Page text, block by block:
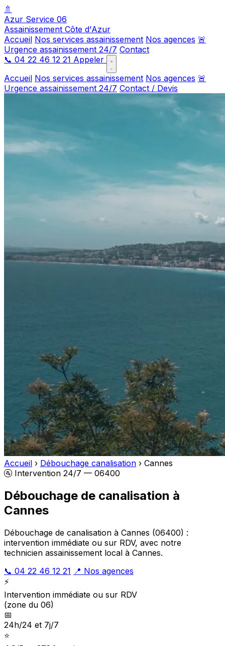
🚿
Azur Service 06
Assainissement Côte d'Azur
Accueil Nos services assainissement Nos agences 🚨
Urgence assainissement 24/7 Contact
📞 04 22 46 12 21 Appeler
Accueil Nos services assainissement Nos agences 🚨
Urgence assainissement 24/7 Contact / Devis
Accueil › Débouchage canalisation › Cannes
🚰 Intervention 24/7 — 06400
Débouchage de canalisation à
Cannes
Débouchage de canalisation à Cannes (06400) :
intervention immédiate ou sur RDV, avec notre
technicien assainissement local à Cannes.
📞 04 22 46 12 21 📍 Nos agences
⚡
Intervention immédiate ou sur RDV
(zone du 06)
📅
24h/24 et 7j/7
⭐